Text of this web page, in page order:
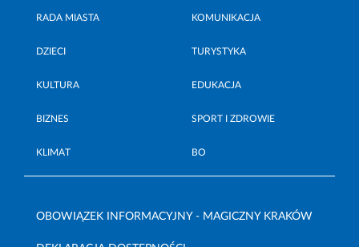
RADA MIASTA KOMUNIKACJA
DZIECI TURYSTYKA
KULTURA EDUKACJA
BIZNES SPORT I ZDROWIE
KLIMAT BO
OBOWIĄZEK INFORMACYJNY - MAGICZNY KRAKÓW